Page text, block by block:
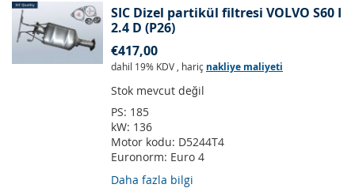
SIC Dizel partikül filtresi VOLVO S60 I
2.4 D (P26)
€417,00
dahil 19% KDV , hariç nakliye maliyeti
Stok mevcut değil
PS: 185
kW: 136
Motor kodu: D5244T4
Euronorm: Euro 4
Daha fazla bilgi